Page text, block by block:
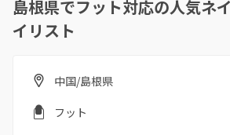
島根県でフット対応の人気ネ
イリスト
中国/島根県
フット